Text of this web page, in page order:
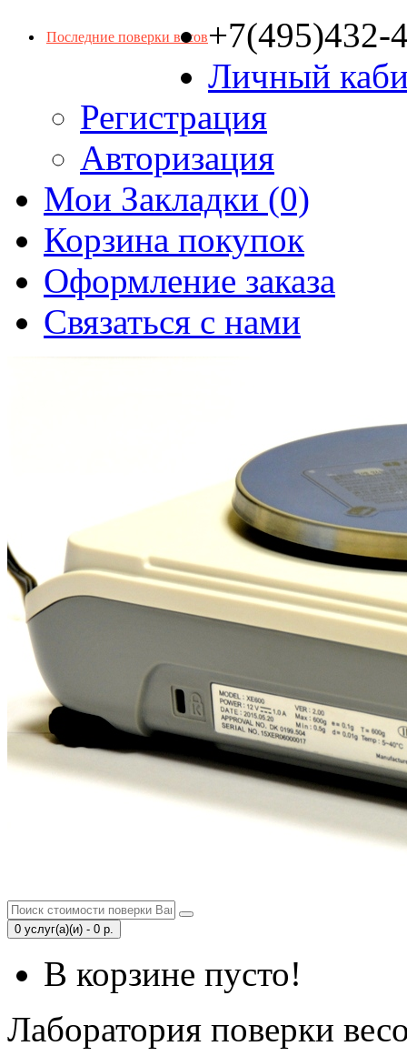
Последние поверки весов+7(495)432-
Личный
Регистрация
Авторизация
Мои Закладки (0)
Корзина покупок
Оформление заказа
Связаться с нами
0 услуг(а)(и) - 0 р.
В корзине пусто!
Лаборатория поверки